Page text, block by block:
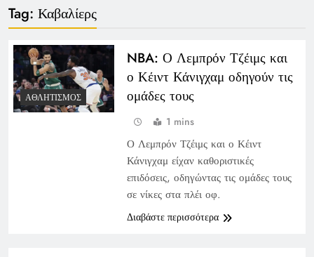
Tag: Καβαλίερς
ΑΘΛΗΤΙΣΜΌΣ
NBA: Ο Λεμπρόν Τζέιμς και
ο Κέιντ Κάνιγχαμ οδηγούν τις
ομάδες τους
1 mins
Ο Λεμπρόν Τζέιμς και ο Κέιντ
Κάνιγχαμ είχαν καθοριστικές
επιδόσεις, οδηγώντας τις ομάδες τους
σε νίκες στα πλέι οφ.
Διαβάστε περισσότερα